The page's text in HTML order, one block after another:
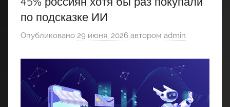
по подсказке ИИ
Опубликовано 29 июня, 2026 автором admin